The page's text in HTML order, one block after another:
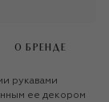
О БРЕНДЕ
рукавами
ее декором